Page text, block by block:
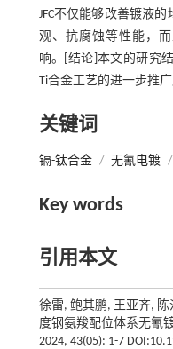
JFC不仅能够改善镀液
观、抗腐蚀等性能，
响。[结论]本文的研究
Ti合金工艺的进一步推广
关键词
镉-钛合金 / 无氰电镀 /
Key words
引用本文
徐雷, 鲍其鹏, 王亚齐, 陈
度钢氨羧配位体系无氰
2024, 43(05): 1-7